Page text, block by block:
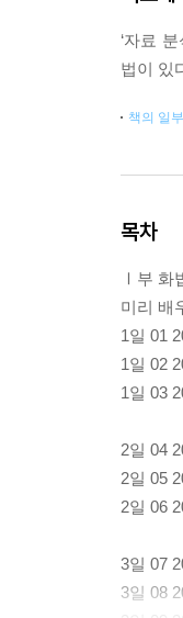
‘자료
법이 있
책의 일
목차
Ⅰ부 화
미리 배
1일 01
1일 02
1일 03
2일 04
2일 05
2일 06
3일 07
3일 08